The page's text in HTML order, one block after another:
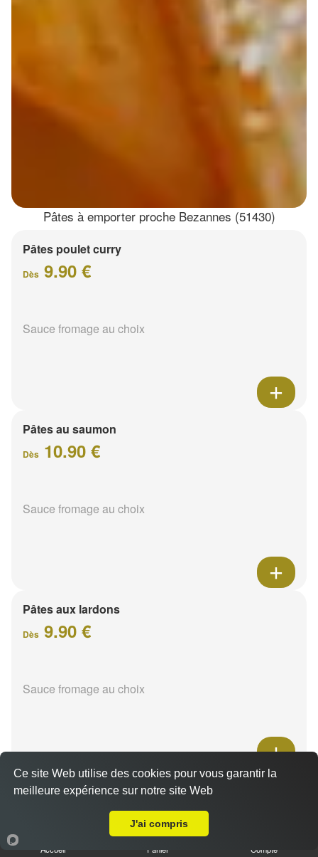
Pâtes à emporter proche Bezannes (51430)
Pâtes poulet curry
Dès 9.90 €
Sauce fromage au choix
Pâtes au saumon
Dès 10.90 €
Sauce fromage au choix
Pâtes aux lardons
Dès 9.90 €
Sauce fromage au choix
Pâtes au poulet
Accueil Panier Compte
Ce site Web utilise des cookies pour vous garantir la
meilleure expérience sur notre site Web
J'ai compris